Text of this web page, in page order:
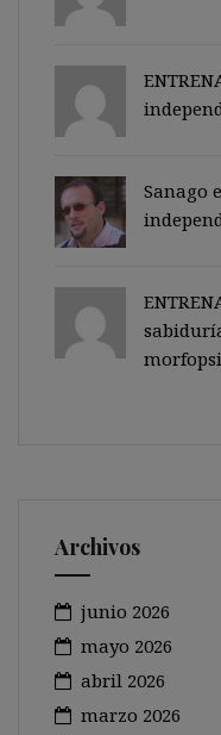
Sanago
Archivos
junio 2026
mayo 2026
abril 2026
marzo 2026